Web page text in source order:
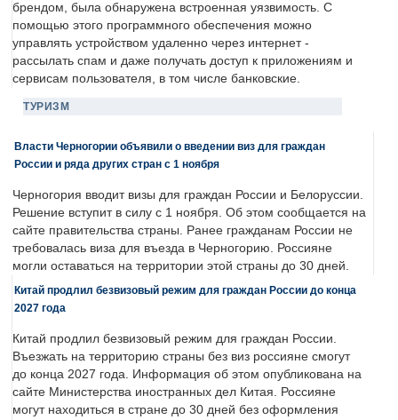
брендом, была обнаружена встроенная уязвимость. С
помощью этого программного обеспечения можно
управлять устройством удаленно через интернет -
рассылать спам и даже получать доступ к приложениям и
сервисам пользователя, в том числе банковские.
ТУРИЗМ
Власти Черногории объявили о введении виз для граждан
России и ряда других стран с 1 ноября
Черногория вводит визы для граждан России и Белоруссии.
Решение вступит в силу с 1 ноября. Об этом сообщается на
сайте правительства страны. Ранее гражданам России не
требовалась виза для въезда в Черногорию. Россияне
могли оставаться на территории этой страны до 30 дней.
Китай продлил безвизовый режим для граждан России до конца
2027 года
Китай продлил безвизовый режим для граждан России.
Въезжать на территорию страны без виз россияне смогут
до конца 2027 года. Информация об этом опубликована на
сайте Министерства иностранных дел Китая. Россияне
могут находиться в стране до 30 дней без оформления